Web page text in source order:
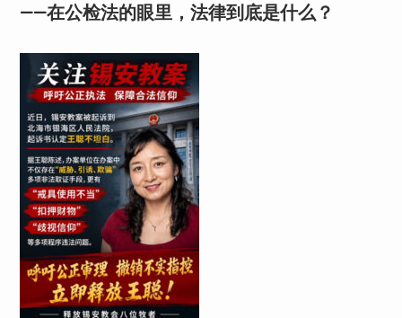
——在公检法的眼里，法律到底是什么？